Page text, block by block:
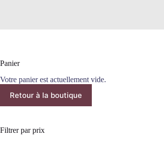
Panier
Votre panier est actuellement vide.
Retour à la boutique
Filtrer par prix